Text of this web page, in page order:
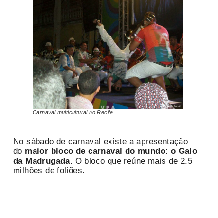
Carnaval multicultural no Recife
No sábado de carnaval existe a apresentação
do maior bloco de carnaval do mundo: o Galo
da Madrugada. O bloco que reúne mais de 2,5
milhões de foliões.